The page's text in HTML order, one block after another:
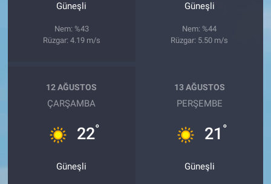
Güneşli
Nem: %43
Rüzgar: 4.19 m/s
Güneşli
Nem: %44
Rüzgar: 5.50 m/s
12 AĞUSTOS
ÇARŞAMBA
22°
Güneşli
13 AĞUSTOS
PERŞEMBE
21 °
Güneşli